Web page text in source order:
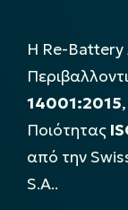
Η Re-Battery
14001:2015
Ποιότητας
από την
S.A..